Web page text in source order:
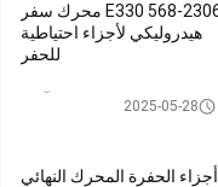
E330 568-2306 محرك سفر
هيدروليكي لأجزاء احتياطية
للحفر
السفر موتور آسى2025-05-28
أجزاء الحفرة المحرك النهائي